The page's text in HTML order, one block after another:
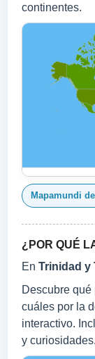
continentes.
Mapamundi
¿POR QUÉ
En Trinidad y
Descubre
cuáles por la
interactivo.
y curiosidades.